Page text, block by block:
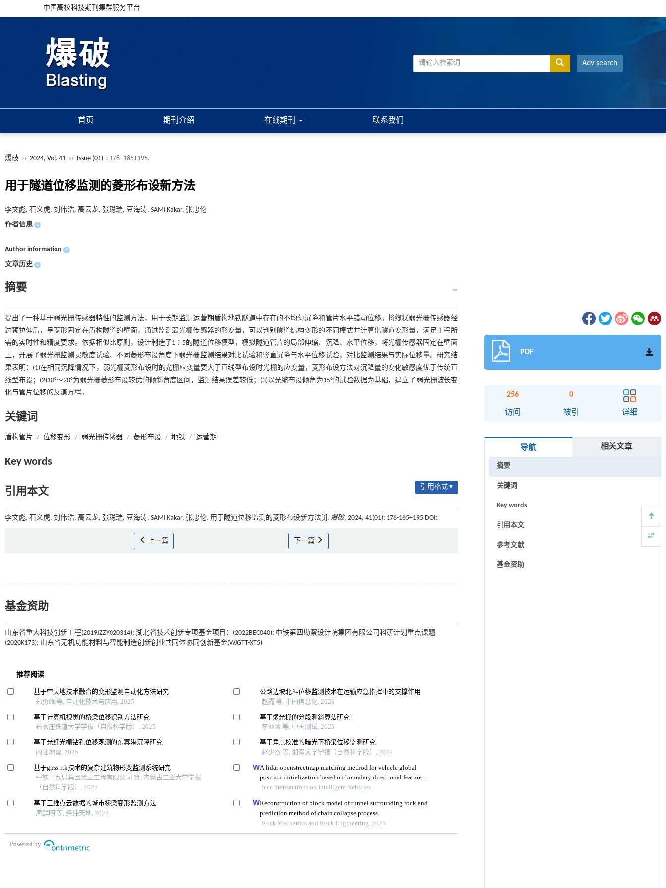
中国高校科技期刊集群服务平台
Adv search
首页 期刊介绍 在线期刊 联系我们
爆破 ›› 2024, Vol. 41 ›› Issue (01) : 178 -185+195.
用于隧道位移监测的菱形布设新方法
李文彪, 石义虎, 刘伟浩, 高云龙, 张聪瑞, 豆海涛, SAMI Kakar, 张忠伦
作者信息 +
Author information +
文章历史 +
摘要
提出了一种基于弱光栅传感器特性的监测方法，用于长期监测运营期盾构地铁隧道中存在的不均匀沉降和管片水平错动位移。将缆状弱光栅传感器经
过预拉伸后，呈菱形固定在盾构隧道的壁面，通过监测弱光栅传感器的形变量，可以判别隧道结构变形的不同模式并计算出隧道变形量，满足工程所
需的实时性和精度要求。依据相似比原则，设计制造了1∶5的隧道位移模型，模拟隧道管片的局部伸缩、沉降、水平位移，将光栅传感器固定在壁面
上，开展了弱光栅监测灵敏度试验、不同菱形布设角度下弱光栅监测结果对比试验和竖直沉降与水平位移试验，对比监测结果与实际位移量。研究结
果表明：(1)在相同沉降情况下，弱光栅菱形布设时的光栅应变量要大于直线型布设时光栅的应变量，菱形布设方法对沉降量的变化敏感度优于传统直
线型布设；(2)10°～20°为弱光栅菱形布设较优的倾斜角度区间，监测结果误差较低；(3)以光缆布设倾角为15°的试验数据为基础，建立了弱光栅波长变
化与管片位移的反演方程。
关键词
盾构管片 / 位移变形 / 弱光栅传感器 / 菱形布设 / 地铁 / 运营期
Key words
引用本文 引用格式 ▾
李文彪, 石义虎, 刘伟浩, 高云龙, 张聪瑞, 豆海涛, SAMI Kakar, 张忠伦. 用于隧道位移监测的菱形布设新方法[J]. 爆破, 2024, 41(01): 178-185+195 DOI:
上一篇 下一篇
基金资助
山东省重大科技创新工程(2019JZZY020314); 湖北省技术创新专项基金项目：(2022BEC040); 中铁第四勘察设计院集团有限公司科研计划重点课题
(2020K173); 山东省无机功能材料与智能制造创新创业共同体协同创新基金(WJGTT-XT5)
PDF
256
访问
0
被引 详细
导航 相关文章
摘要
关键词
Key words
引用本文
参考文献
基金资助